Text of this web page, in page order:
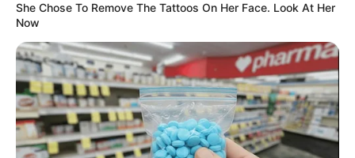
She Chose To Remove The Tattoos On Her Face. Look At Her
Now